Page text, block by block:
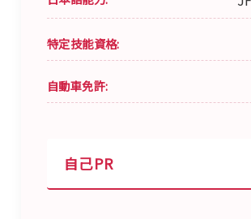
特定技能資格:
自動車免許:
自己PR